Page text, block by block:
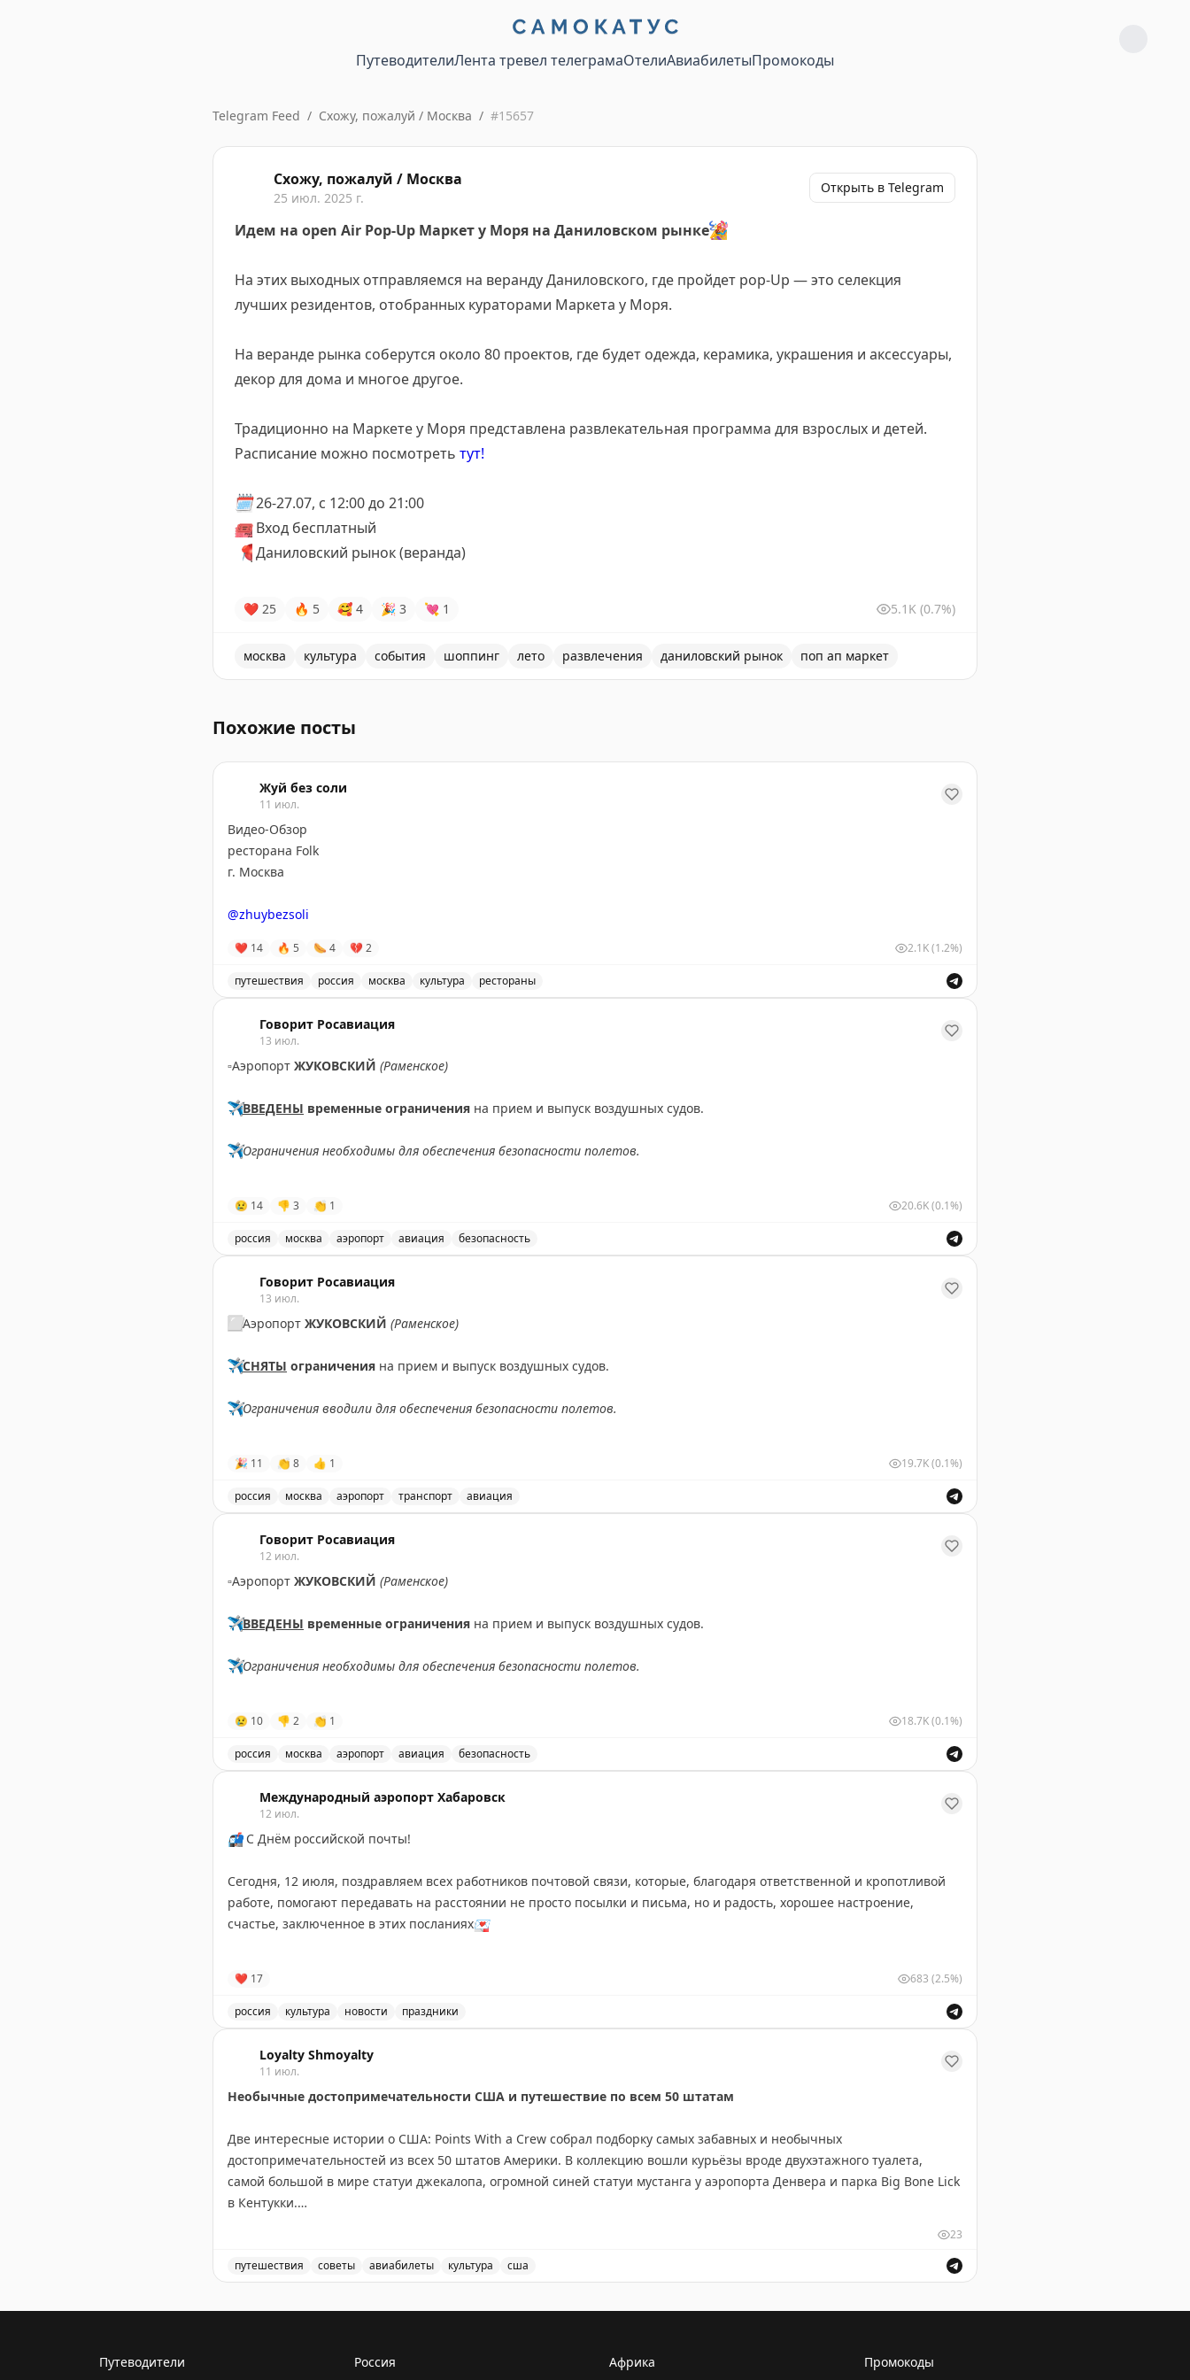
ПутеводителиЛента тревел телеграмаОтелиАвиабилетыПромокоды
Telegram Feed / Схожу, пожалуй / Москва / #15657
Схожу, пожалуй / Москва
25 июл. 2025 г.
Открыть в Telegram
Идем на оpen Air Pop-Up Маркет у Моря на Даниловском рынке🎉
На этих выходных отправляемся на веранду Даниловского, где пройдет pop-Up — это селекция
лучших резидентов, отобранных кураторами Маркета у Моря.
На веранде рынка соберутся около 80 проектов, где будет одежда, керамика, украшения и аксессуары,
декор для дома и многое другое.
Традиционно на Маркете у Моря представлена развлекательная программа для взрослых и детей.
Расписание можно посмотреть тут!
🗓️26-27.07, с 12:00 до 21:00
🎟️Вход бесплатный
📍Даниловский рынок (веранда)
❤ 25 🔥 5 🥰 4 🎉 3 💘 1 5.1K (0.7%)
москва культура события шоппинг лето развлечения даниловский рынок поп ап маркет
Похожие посты
Жуй без соли
11 июл.
Видео-Обзор
ресторана Folk
г. Москва
@zhuybezsoli
❤ 14 🔥 5 🌭 4 💔 2 2.1K(1.2%)
путешествия россия москва культура рестораны
Говорит Росавиация
13 июл.
▫️Аэропорт ЖУКОВСКИЙ (Раменское)
✈️ВВЕДЕНЫ временные ограничения на прием и выпуск воздушных судов.
✈️Ограничения необходимы для обеспечения безопасности полетов.
😢 14 👎 3 👏 1 20.6K(0.1%)
россия москва аэропорт авиация безопасность
Говорит Росавиация
13 июл.
⬜️Аэропорт ЖУКОВСКИЙ (Раменское)
✈️СНЯТЫ ограничения на прием и выпуск воздушных судов.
✈️Ограничения вводили для обеспечения безопасности полетов.
🎉 11 👏 8 👍 1 19.7K(0.1%)
россия москва аэропорт транспорт авиация
Говорит Росавиация
12 июл.
▫️Аэропорт ЖУКОВСКИЙ (Раменское)
✈️ВВЕДЕНЫ временные ограничения на прием и выпуск воздушных судов.
✈️Ограничения необходимы для обеспечения безопасности полетов.
😢 10 👎 2 👏 1 18.7K(0.1%)
россия москва аэропорт авиация безопасность
Международный аэропорт Хабаровск
12 июл.
📬С Днём российской почты!
Сегодня, 12 июля, поздравляем всех работников почтовой связи, которые, благодаря ответственной и кропотливой
работе, помогают передавать на расстоянии не просто посылки и письма, но и радость, хорошее настроение,
счастье, заключенное в этих посланиях💌
📸Андрей Лавринович
❤ 17 683 (2.5%)
россия культура новости праздники
Loyalty Shmoyalty
11 июл.
Необычные достопримечательности США и путешествие по всем 50 штатам
Две интересные истории о США: Points With a Crew собрал подборку самых забавных и необычных
достопримечательностей из всех 50 штатов Америки. В коллекцию вошли курьёзы вроде двухэтажного туалета,
самой большой в мире статуи джекалопа, огромной синей статуи мустанга у аэропорта Денвера и парка Big Bone Lick
в Кентукки.
штатов США за 35 лет. Его путешествие началось с Гавайев и завершилось на Аляске. Помимо штатов, он побывал в
Вашингтоне, Гуаме, Пуэрто-Рико и на Виргинских островах. Среди его трёх любимых штатов — Мэн с его живописным
побережьем и отличным кофе.
серьёзных путешественников, готовых исследовать страну в течение многих лет.
23
путешествия советы авиабилеты культура сша
Путеводители Россия Африка
Промокоды